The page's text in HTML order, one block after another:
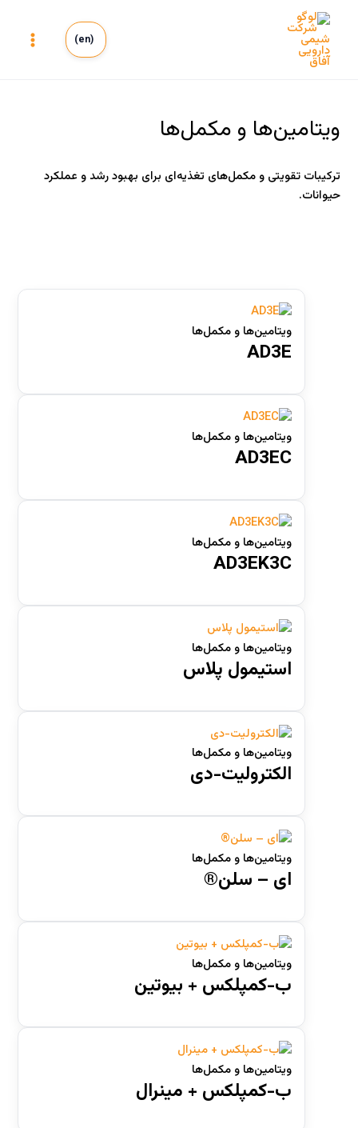
(en)
Main
ویتامین‌ها و مکمل‌ها
ترکیبات تقویتی و مکمل‌های تغذیه‌ای برای بهبود رشد و عملکرد
حیوانات.
انسانی(0)
دامپزشکی
آبزیان
زنبور عسل(2)
اسپری
پودر افزودنی به دان (0)
سوسپانسیون خوراکی(1)
گرانول افزودنی در دان
محلول(0)
محلول موضعی(0)
اسپری / مه‌پاشی (0)
استنشاقی
غوطه‌وری(0)
موضعی(0)
ویتامین‌ها و مکمل‌ها
AD3E
ویتامین‌ها و مکمل‌ها
AD3EC
ویتامین‌ها و مکمل‌ها
AD3EK3C
ویتامین‌ها و مکمل‌ها
استیمول پلاس
ویتامین‌ها و مکمل‌ها
الکترولیت-دی
ویتامین‌ها و مکمل‌ها
ای – سلن®
ویتامین‌ها و مکمل‌ها
ب-کمپلکس + بیوتین
ویتامین‌ها و مکمل‌ها
ب-کمپلکس + مینرال